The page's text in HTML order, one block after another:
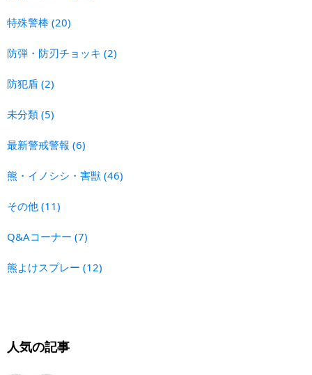
特殊警棒 (20)
防弾・防刃チョッキ (2)
防犯盾 (2)
未分類 (5)
最新警戒警報 (6)
熊・イノシシ・害獣 (46)
その他 (11)
Q&Aコーナー (7)
熊よけスプレー (12)
人気の記事